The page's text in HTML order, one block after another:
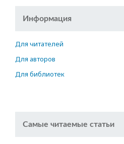
Информация
Для читателей
Для авторов
Для библиотек
Самые читаемые статьи